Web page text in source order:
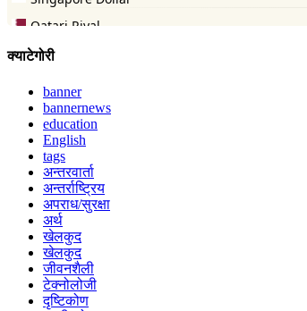
क्याटेगोरी
banner
bannernews
education
English
tags
अन्तरवार्ता
अन्तर्राष्ट्रिय
अपराध/सुरक्षा
अर्थ
खेलकुद
खेलकुद
जीवनशैली
टेक्नोलोजी
दृष्टिकोण